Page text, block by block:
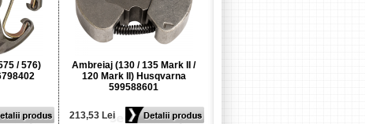
/ 576)
Ambreiaj (130 / 135 Mark II /
120 Mark II) Husqvarna
599588601
213,53 Lei